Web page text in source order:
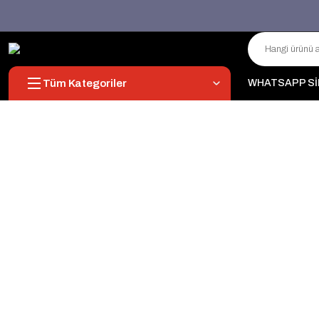
Tüm Kategoriler WHATSAPP